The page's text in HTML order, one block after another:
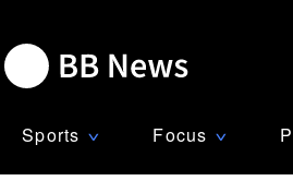
Sports ∨ Focus ∨